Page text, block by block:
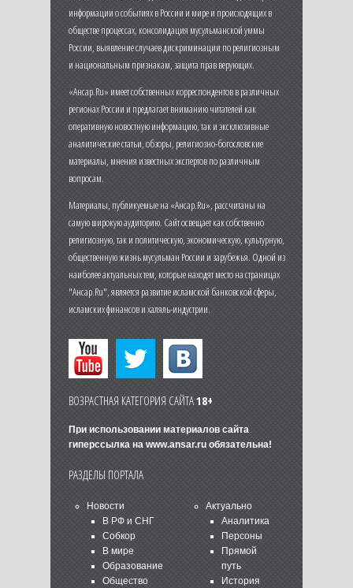
информации о событиях в России и мире и происходящих в
обществе процессах, консолидация мусульманской уммы
России, выявление случаев дискриминации по религиозным
и национальным признакам, защита прав верующих.
«Ансар.Ru» имеет собственных корреспондентов в различных
регионах России и предлагает вниманию читателей как
оперативную новостную информацию, так и эксклюзивные
аналитические статьи, обзоры, религиозно-богословские
материалы, мнения известных экспертов по различным
вопросам.
Материалы, публикуемые на «Ансар.Ru», рассчитаны на
самую широкую аудиторию. Сайт освещает как собственно
религиозную, так и политическую, экономическую, культурную,
общественную жизнь мусульман России и зарубежья. Одной из
наиболее актуальных тем, которые находят место на страницах
"Ансар.Ru", является развитие исламской банковской сферы,
исламских финансов и халяль-индустрии.
ВОЗРАСТНАЯ КАТЕГОРИЯ САЙТА18+
При использовании материалов сайта
гиперссылка на www.ansar.ruобязательна!
РАЗДЕЛЫ ПОРТАЛА
Новости
В РФ и СНГ
Собкор
В мире
Образование
Общество
Актуально
Аналитика
Персоны
Прямой
путь
История